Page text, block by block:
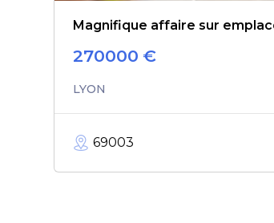
Magnifique affaire sur
270000 €
LYON
69003